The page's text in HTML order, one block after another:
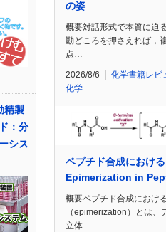
精製
：分
シス
の姿
概要対話形式で本質に迫
勘どころを押さえれば，
点…
2026/8/6 化学書籍レビ
化学
ペプチド合成におけ
Epimerization in
概要ペプチド合成におけ
（epimerization）とは
立体…